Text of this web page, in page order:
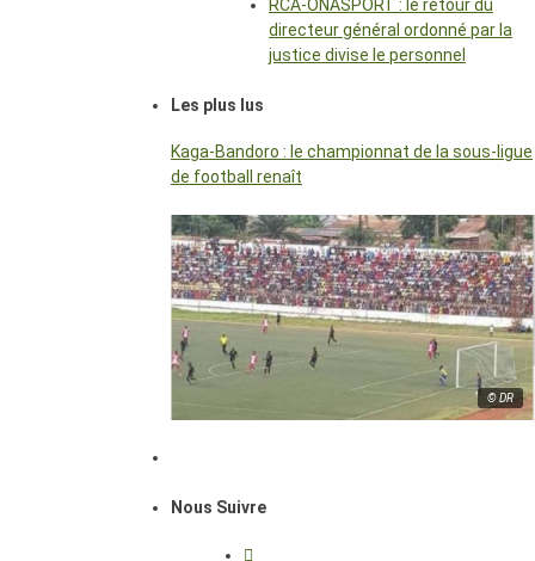
RCA-ONASPORT : le retour du
directeur général ordonné par la
justice divise le personnel
Les plus lus
Kaga-Bandoro : le championnat de la sous-ligue
de football renaît
© DR
Nous Suivre